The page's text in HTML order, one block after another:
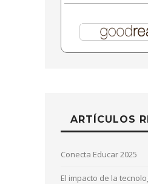
ARTÍCULOS
Conecta Educar 2025
El impacto de la